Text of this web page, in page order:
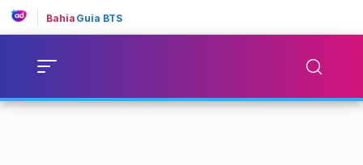
Bahia Guia BTS